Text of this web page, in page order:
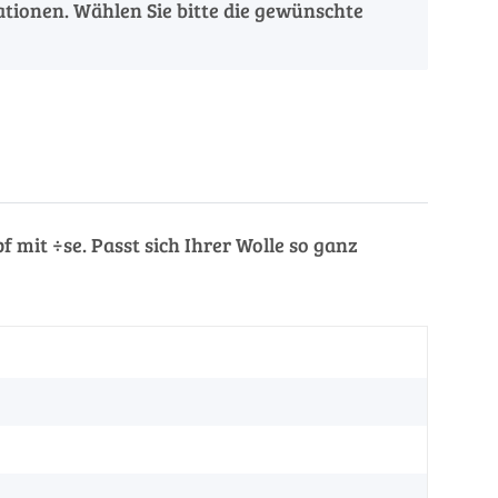
Wählen Sie bitte die gewünschte
÷se. Passt sich Ihrer Wolle so ganz